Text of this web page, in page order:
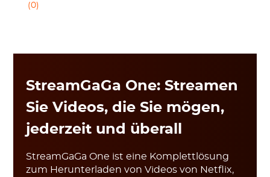
(0)
StreamGaGa One: Streamen
Sie Videos, die Sie mögen,
jederzeit und überall
StreamGaGa One ist eine Komplettlösung
zum Herunterladen von Videos von Netflix,